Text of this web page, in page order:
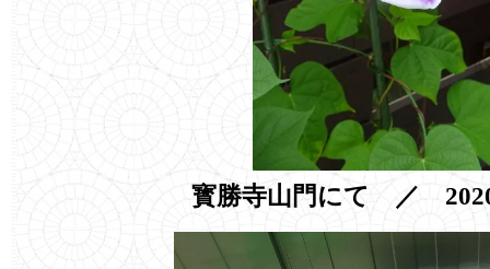
寳勝寺山門にて ／